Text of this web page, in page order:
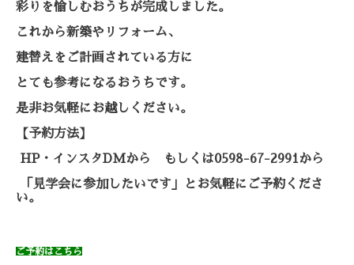
彩りを愉しむおうちが完成しました。
これから新築やリフォーム、
建替えをご計画されている方に
とても参考になるおうちです。
是非お気軽にお越しください。
【予約方法】
HP・インスタDMから
もしくは0598-67-2991から
「見学会に参加したいです」と お気軽にご予約くださ
い。
ご予約はこちら